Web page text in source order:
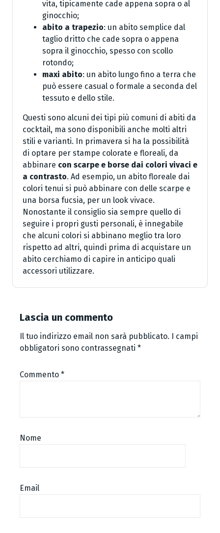
vita, tipicamente cade appena sopra o al
ginocchio;
abito a trapezio: un abito semplice dal
taglio dritto che cade sopra o appena
sopra il ginocchio, spesso con scollo
rotondo;
maxi abito: un abito lungo fino a terra che
può essere casual o formale a seconda del
tessuto e dello stile.
Questi sono alcuni dei tipi più comuni di abiti da
cocktail, ma sono disponibili anche molti altri
stili e varianti. In primavera si ha la possibilità
di optare per stampe colorate e floreali, da
abbinare con scarpe e borse dai colori vivaci e
a contrasto. Ad esempio, un abito floreale dai
colori tenui si può abbinare con delle scarpe e
una borsa fucsia, per un look vivace.
Nonostante il consiglio sia sempre quello di
seguire i propri gusti personali, è innegabile
che alcuni colori si abbinano meglio tra loro
rispetto ad altri, quindi prima di acquistare un
abito cerchiamo di capire in anticipo quali
accessori utilizzare.
Lascia un commento
Il tuo indirizzo email non sarà pubblicato. I campi
obbligatori sono contrassegnati *
Commento *
Nome
Email